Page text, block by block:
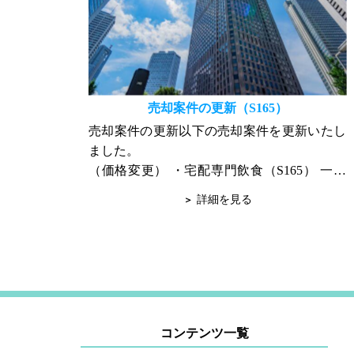
売却案件の更新（S165）
売却案件の更新以下の売却案件を更新いたし
ました。
（価格変更） ・宅配専門飲食（S165） 一度
な点やご質問は、随時お問合せ下さい。 宜し
詳細を見る
コンテンツ一覧